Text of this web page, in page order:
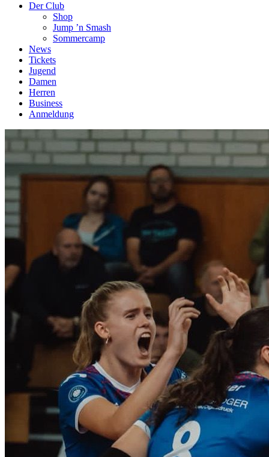
Der Club
Shop
Jump ’n Smash
Sommercamp
News
Tickets
Jugend
Damen
Herren
Business
Anmeldung